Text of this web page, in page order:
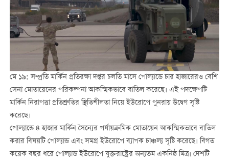
মে ১৯: সম্প্রতি মার্কিন প্রতিরক্ষা দপ্তর চলতি মাসে পোল্যান্ডে চার হাজারেরও বেশি
সেনা মোতায়েনের পরিকল্পনা আকস্মিকভাবে বাতিল করেছে। এই পদক্ষেপটি
মার্কিন নিরাপত্তা প্রতিশ্রুতির স্থিতিশীলতা নিয়ে ইউরোপে পুনরায় উদ্বেগ সৃষ্টি
করেছে।
পোল্যান্ডে ৪ হাজার মার্কিন সৈন্যের পর্যায়ক্রমিক মোতায়েন আকস্মিকভাবে বাতিল
করার বিষয়টি পোল্যান্ড এবং সমগ্র ইউরোপে ব্যাপক চাঞ্চল্য সৃষ্টি করেছে। বিগত
কয়েক বছর ধরে পোল্যান্ড ইউরোপে যুক্তরাষ্ট্রের অন্যতম একনিষ্ঠ মিত্র। দেশটি